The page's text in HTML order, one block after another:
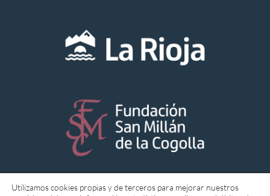
Utilizamos cookies propias y de terceros para mejorar nuestros